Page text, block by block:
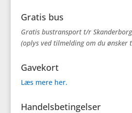
Gratis bus
Gratis bustransport t/r
(oplys ved tilmelding om du ønsker
Gavekort
Læs mere her.
Handelsbetingelser